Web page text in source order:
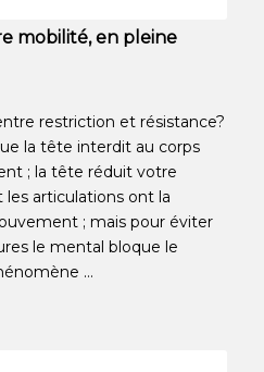
mobilité, en pleine
restriction et résistance?
la tête interdit au corps
; la tête réduit votre
articulations ont la
; mais pour éviter
le mental bloque le
…